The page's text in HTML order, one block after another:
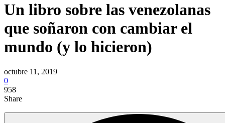
Un libro sobre las venezolanas
que soñaron con cambiar el
mundo (y lo hicieron)
octubre 11, 2019
0
958
Share